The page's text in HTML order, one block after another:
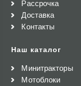
Рассрочка
Доставка
Контакты
Наш каталог
Минитракторы
Мотоблоки